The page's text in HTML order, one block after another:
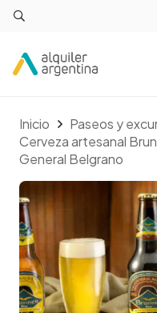
Inicio
Paseos y
Cerveza artesanal
General Belgrano